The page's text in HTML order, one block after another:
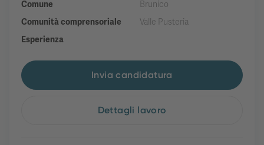
Comune
Brunico
Comunità comprensoriale
Valle Pusteria
Esperienza
Invia candidatura
Dettagli lavoro